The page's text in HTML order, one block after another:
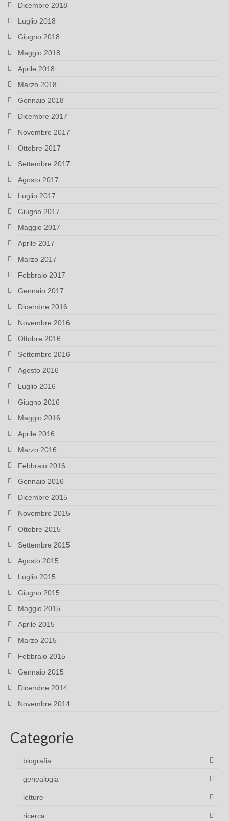
Dicembre 2018
Luglio 2018
Giugno 2018
Maggio 2018
Aprile 2018
Marzo 2018
Gennaio 2018
Dicembre 2017
Novembre 2017
Ottobre 2017
Settembre 2017
Agosto 2017
Luglio 2017
Giugno 2017
Maggio 2017
Aprile 2017
Marzo 2017
Febbraio 2017
Gennaio 2017
Dicembre 2016
Novembre 2016
Ottobre 2016
Settembre 2016
Agosto 2016
Luglio 2016
Giugno 2016
Maggio 2016
Aprile 2016
Marzo 2016
Febbraio 2016
Gennaio 2016
Dicembre 2015
Novembre 2015
Ottobre 2015
Settembre 2015
Agosto 2015
Luglio 2015
Giugno 2015
Maggio 2015
Aprile 2015
Marzo 2015
Febbraio 2015
Gennaio 2015
Dicembre 2014
Novembre 2014
Categorie
biografia
genealogia
letture
ricerca